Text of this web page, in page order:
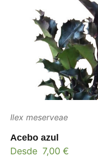
Ilex meserveae
Acebo azul
Desde 7,00 €